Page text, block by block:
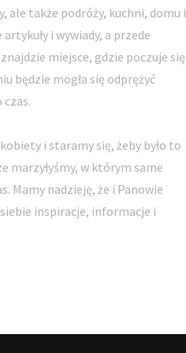
ale także podróży, kuchni, domu i
i wywiady, a przede
miejsce, gdzie poczuje się
będzie mogła się odprężyć
czas.
i staramy się, żeby było to
marzyłyśmy, w którym same
Mamy nadzieję, że i Panowie
inspiracje, informacje i